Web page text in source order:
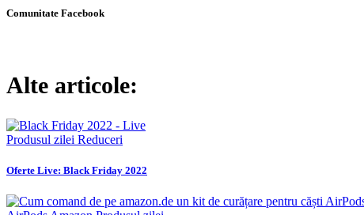
Comunitate Facebook
Alte articole:
Produsul zilei Reduceri
Oferte Live: Black Friday 2022